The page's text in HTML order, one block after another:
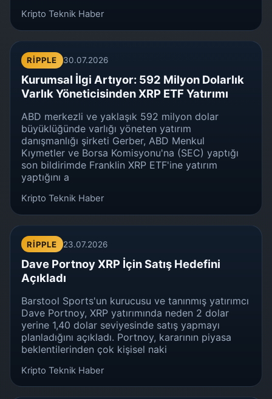
Kripto Teknik Haber
RIPPLE 30.07.2026
Kurumsal İlgi Artıyor: 592 Milyon Dolarlık
Varlık Yöneticisinden XRP ETF Yatırımı
ABD merkezli ve yaklaşık 592 milyon dolar
büyüklüğünde varlığı yöneten yatırım
danışmanlığı şirketi Gerber, ABD Menkul
Kıymetler ve Borsa Komisyonu'na (SEC) yaptığı
son bildirimde Franklin XRP ETF'ine yatırım
yaptığını a
Kripto Teknik Haber
RIPPLE 23.07.2026
Dave Portnoy XRP İçin Satış Hedefini
Açıkladı
Barstool Sports'un kurucusu ve tanınmış yatırımcı
Dave Portnoy, XRP yatırımında neden 2 dolar
yerine 1,40 dolar seviyesinde satış yapmayı
planladığını açıkladı. Portnoy, kararının piyasa
beklentilerinden çok kişisel naki
Kripto Teknik Haber